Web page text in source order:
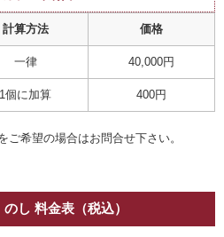
計算方法 価格
一律 40,000円
1個に加算 400円
ご希望の場合はお問合せ下さい。
し 料金表（税込）